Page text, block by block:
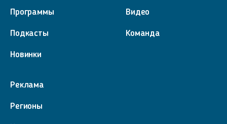
Программы
Подкасты
Новинки
Видео
Команда
Реклама
Регионы